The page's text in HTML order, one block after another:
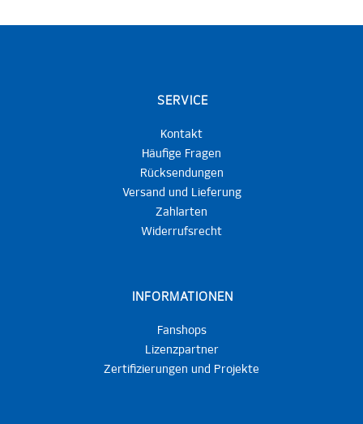
SERVICE
Kontakt
Häufige Fragen
Rücksendungen
Versand und Lieferung
Zahlarten
Widerrufsrecht
INFORMATIONEN
Fanshops
Lizenzpartner
Zertifizierungen und Projekte